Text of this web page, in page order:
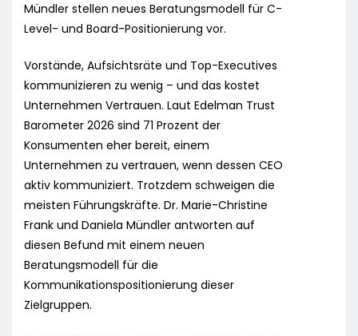
Mündler stellen neues Beratungsmodell für C-
Level- und Board-Positionierung vor.
Vorstände, Aufsichtsräte und Top-Executives
kommunizieren zu wenig – und das kostet
Unternehmen Vertrauen. Laut Edelman Trust
Barometer 2026 sind 71 Prozent der
Konsumenten eher bereit, einem
Unternehmen zu vertrauen, wenn dessen CEO
aktiv kommuniziert. Trotzdem schweigen die
meisten Führungskräfte. Dr. Marie-Christine
Frank und Daniela Mündler antworten auf
diesen Befund mit einem neuen
Beratungsmodell für die
Kommunikationspositionierung dieser
Zielgruppen.